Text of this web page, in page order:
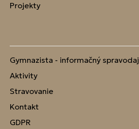
Projekty
Gymnazista - informačný spravodaj
Aktivity
Stravovanie
Kontakt
GDPR